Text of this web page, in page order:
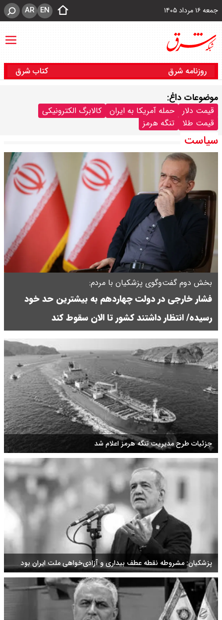
جمعه ۱۶ مرداد ۱۴۰۵ EN
AR
روزنامه شرق کتاب شرق
موضوعات داغ:
قیمت دلار حمله آمریکا به ایران
کالابرگ الکترونیکی
قیمت طلا
تنگه هرمز
سیاست
بخش دوم گفت‌وگوی پزشکیان با مردم:
فشار خارجی در دولت چهاردهم به بیشترین حد خود
رسیده/ انتظار داشتند کشور تا الان سقوط کند
جزئیات طرح مدیریت تنگه هرمز اعلام شد
پزشکیان: مشروطه نقطه عطف بیداری و آزادی‌خواهی ملت ایران بود